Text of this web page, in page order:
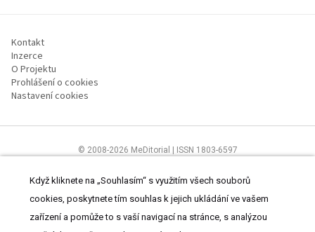
Kontakt
Inzerce
O Projektu
Prohlášení o cookies
Nastavení cookies
© 2008-2026 MeDitorial | ISSN 1803-6597
pracovníkům.Čtěte prohlášeníaZásady zpracování osobních údajů
Když kliknete na „Souhlasím“ s využitím všech souborů
cookies, poskytnete tím souhlas k jejich ukládání ve vašem
zařízení a pomůže to s vaší navigací na stránce, s analýzou